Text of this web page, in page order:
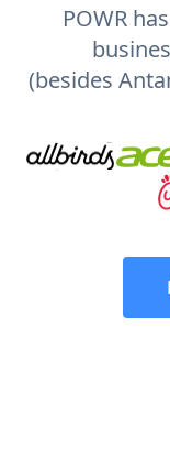
POWR
(besides